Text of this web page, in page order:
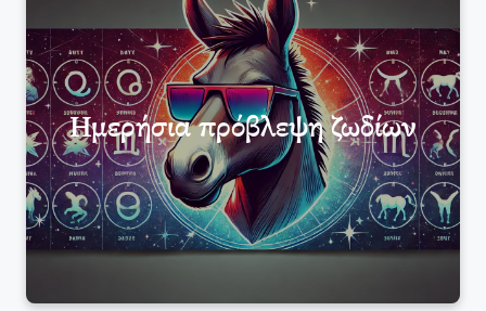
Ημερήσια πρόβλεψη ζωδίων